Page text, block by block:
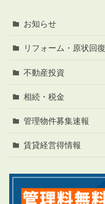
お知らせ
リフォーム・原状回復
不動産投資
相続・税金
管理物件募集速報
賃貸経営得情報